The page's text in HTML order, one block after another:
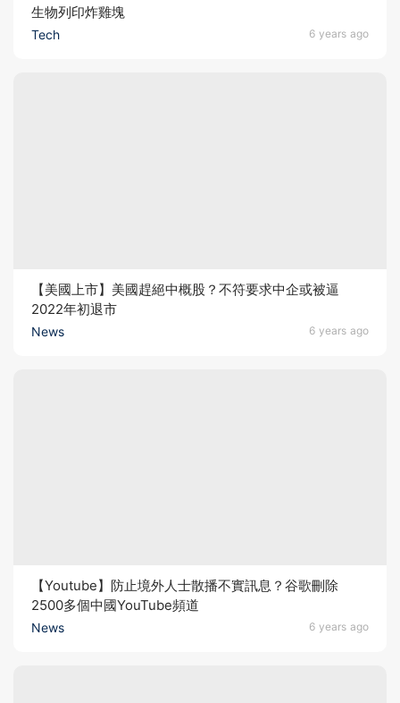
Tech 6 years ago
生物列印炸雞塊
News 6 years ago
【美國上市】美國趕絕中概股？不符要求中企或被逼
2022年初退市
News 6 years ago
【Youtube】防止境外人士散播不實訊息？谷歌刪除
2500多個中國YouTube頻道